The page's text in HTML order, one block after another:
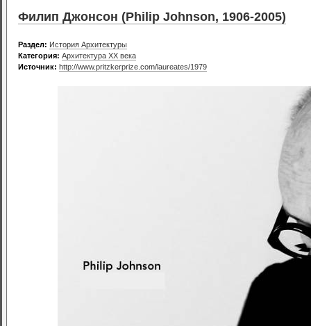
Филип Джонсон (Philip Johnson, 1906-2005)
Раздел: История Архитектуры
Категория: Архитектура XX века
Источник: http://www.pritzkerprize.com/laureates/1979